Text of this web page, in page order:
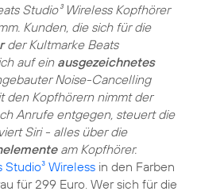
Studio³ Wireless Kopfhörer
Kunden, die sich für die
der Kultmarke Beats
auf ein ausgezeichnetes
Noise-Cancelling
den Kopfhörern nimmt der
Anrufe entgegen, steuert die
Siri - alles über die
am Kopfhörer.
Studio³ Wireless in den Farben
für 299 Euro. Wer sich für die